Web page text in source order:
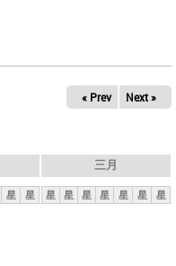
« Prev Next »
星 星
三月
星 星 星 星 星 星 星